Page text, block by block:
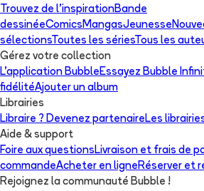
Trouvez de l'inspirationBande
dessinéeComics MangasJeunesse
sélectionsToutes les sériesTous les
Gérez votre collection
L'application Bubble Essayez Bubble
fidélitéAjouter un album
Librairies
Libraire ? Devenez partenaire Les
Aide & support
Foire aux questions Livraison et frais de
commandeAcheter en ligne Réserver et
Rejoignez la communauté Bubble !